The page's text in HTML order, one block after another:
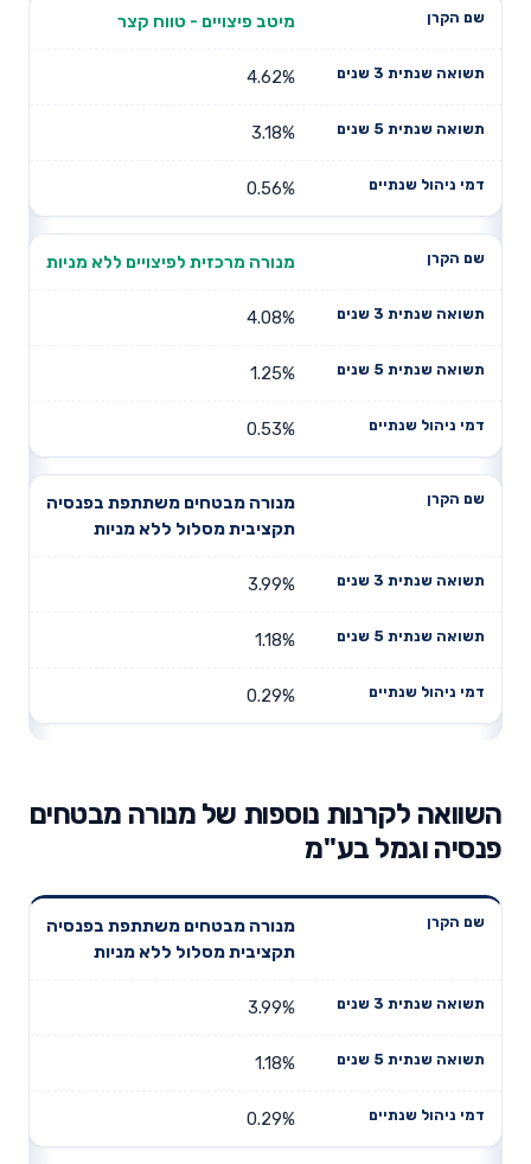
שנים
תשואה
מיטב פיצויים - טווח קצר
4.62%
3.18%
0.56%
מנורה מרכזית לפיצויים ללא מניות
4.08%
1.25%
0.53%
מנורה מבטחים משתתפת בפנסיה
תקציבית מסלול ללא מניות
3.99%
1.18%
0.29%
השוואה לקרנות נוספות של מנורה מבטחים
פנסיה וגמל בע"מ
שנתית 3
תשואה
שנתית 5
דמי ניהול
מנורה מבטחים משתתפת בפנסיה
תקציבית מסלול ללא מניות
3.99%
1.18%
0.29%